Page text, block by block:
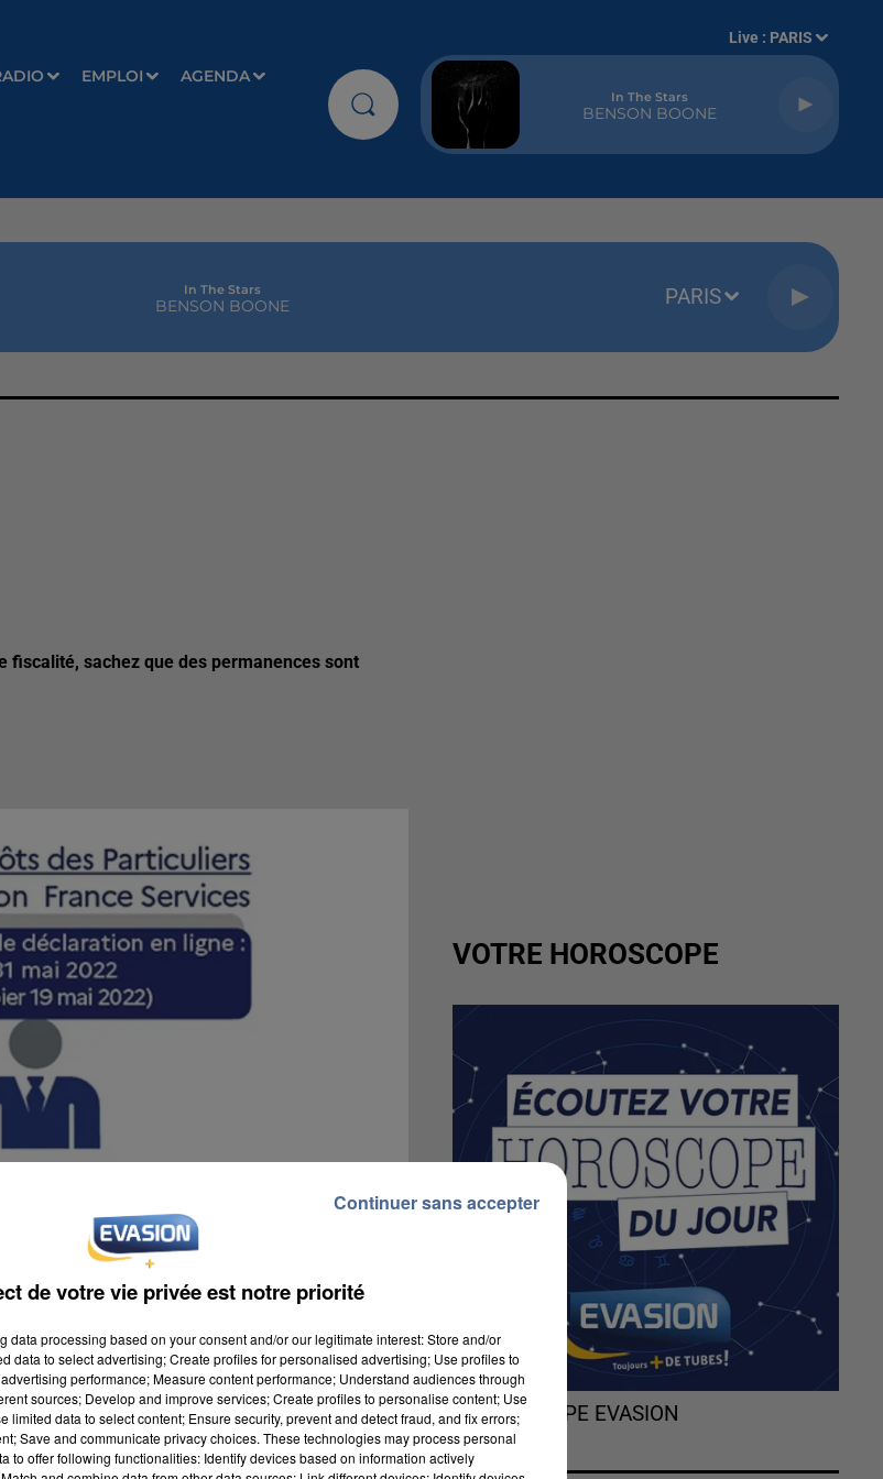
EMPLOI AGENDA
Live : PARIS
In The Stars
BENSON BOONE
In The Stars
BENSON BOONE PARIS
fiscalité, sachez que des permanences sont
de fiscalité, sachez que des
VOTRE HOROSCOPE
L'HOROSCOPE EVASION
de votre vie privée est notre priorité
data processing based on your consent and/or our legitimate interest: Store and/or
data to select advertising; Create profiles for personalised advertising; Use profiles to
performance; Measure content performance; Understand audiences through
sources; Develop and improve services; Create profiles to personalise content; Use
limited data to select content; Ensure security, prevent and detect fraud, and fix errors;
Save and communicate privacy choices. These technologies may process personal
to offer following functionalities: Identify devices based on information actively
Continuer sans accepter